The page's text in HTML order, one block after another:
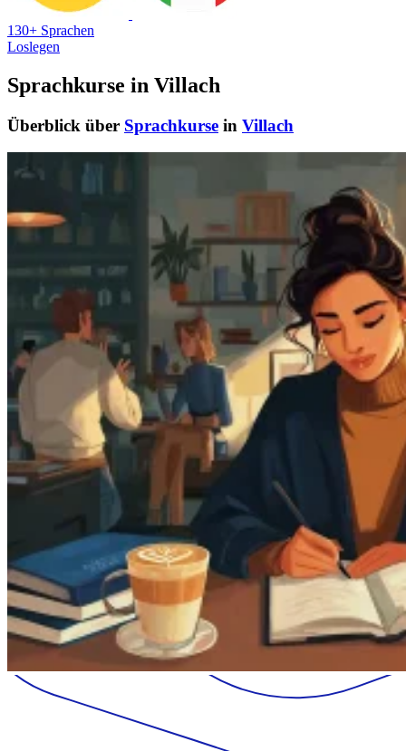
130+ Sprachen
Loslegen
Sprachkurse in Villach
Überblick über Sprachkurse in Villach